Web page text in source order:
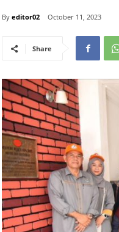
By editor02 October 11, 2023
Share